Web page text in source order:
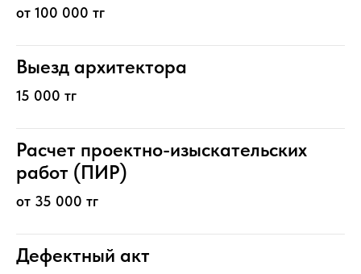
от 100 000 тг
Выезд архитектора
15 000 тг
Расчет проектно-изыскательских
работ (ПИР)
от 35 000 тг
Дефектный акт